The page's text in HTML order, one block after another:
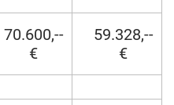
70.600,--
€
59.328,--
€